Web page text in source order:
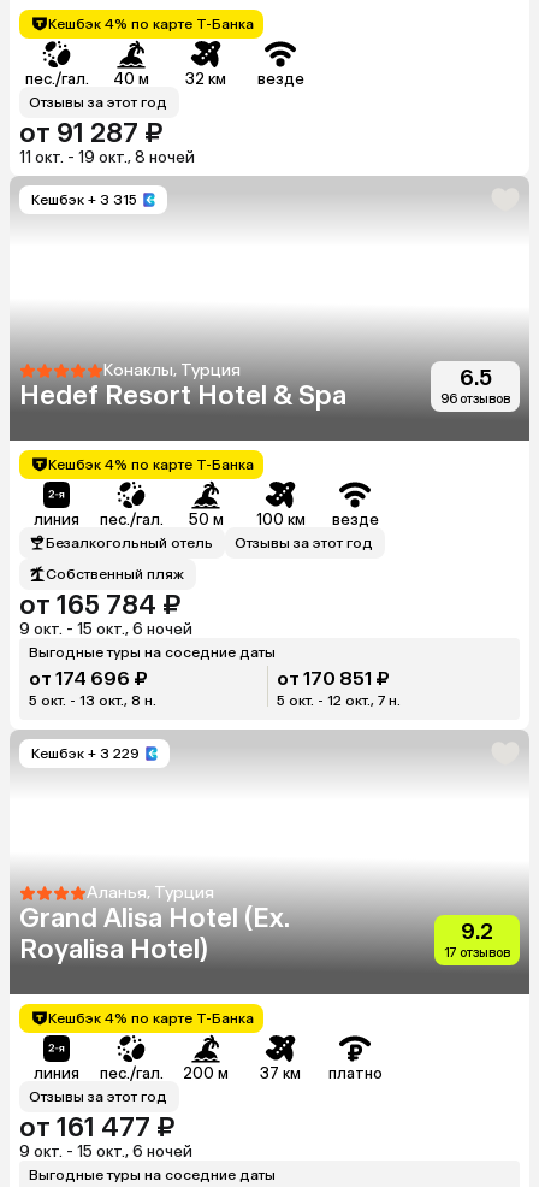
Кешбэк 4% по карте Т-Банка
пес./гал. 40 м 32 км везде
Отзывы за этот год
от 91 287 ₽
11 окт. - 19 окт., 8 ночей
Кешбэк + 3 315
Конаклы, Турция
Hedef Resort Hotel & Spa
6.5
96 отзывов
Кешбэк 4% по карте Т-Банка
линия пес./гал. 50 м 100 км везде
Безалкогольный отель
Отзывы за этот год
Собственный пляж
от 165 784 ₽
9 окт. - 15 окт., 6 ночей
Выгодные туры на соседние даты
от 174 696 ₽
5 окт. - 13 окт., 8 н.
от 170 851 ₽
5 окт. - 12 окт., 7 н.
Кешбэк + 3 229
Аланья, Турция
Grand Alisa Hotel (Ex.
Royalisa Hotel)
9.2
17 отзывов
Кешбэк 4% по карте Т-Банка
линия пес./гал. 200 м 37 км платно
Отзывы за этот год
от 161 477 ₽
9 окт. - 15 окт., 6 ночей
Выгодные туры на соседние даты